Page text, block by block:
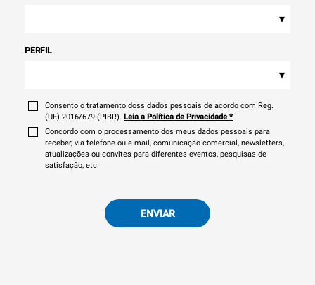
▾
PERFIL
▾
Consento o tratamento doss dados pessoais de acordo com Reg.
(UE) 2016/679 (PIBR). Leia a Política de Privacidade *
Concordo com o processamento dos meus dados pessoais para
receber, via telefone ou e-mail, comunicação comercial, newsletters,
atualizações ou convites para diferentes eventos, pesquisas de
satisfação, etc.
ENVIAR